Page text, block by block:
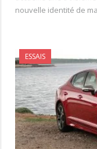
nouvelle identité de
ESSAIS